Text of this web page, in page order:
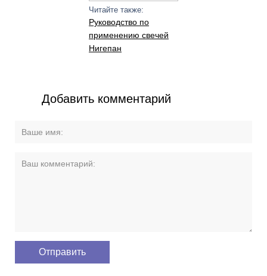
Читайте также:
Руководство по
применению свечей
Нигепан
Добавить комментарий